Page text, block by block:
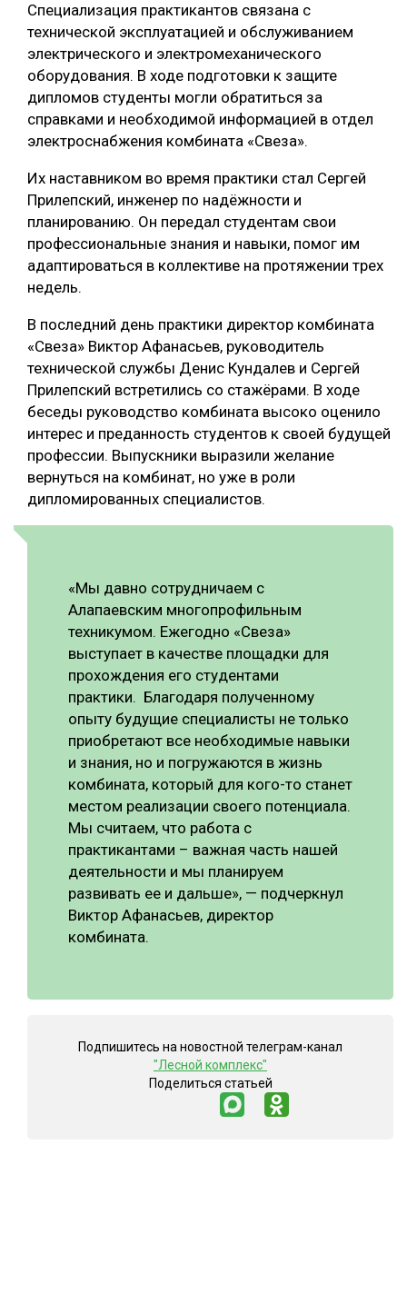
ДЕРЕВЯННОЕ ДОМОСТРОЕНИЕ
СОРТИРОВКА ДРЕВЕСИНЫ
СУШКА ДРЕВЕСИНЫ
МЕБЕЛЬНОЕ ПРОИЗВОДСТВО
Специализация практикантов связана с
технической эксплуатацией и обслуживанием
электрического и электромеханического
оборудования. В ходе подготовки к защите
дипломов студенты могли обратиться за
справками и необходимой информацией в отдел
электроснабжения комбината «Свеза».
Их наставником во время практики стал Сергей
Прилепский, инженер по надёжности и
планированию. Он передал студентам свои
профессиональные знания и навыки, помог им
адаптироваться в коллективе на протяжении трех
недель.
В последний день практики директор комбината
«Свеза» Виктор Афанасьев, руководитель
технической службы Денис Кундалев и Сергей
Прилепский встретились со стажёрами. В ходе
беседы руководство комбината высоко оценило
интерес и преданность студентов к своей будущей
профессии. Выпускники выразили желание
вернуться на комбинат, но уже в роли
дипломированных специалистов.
«Мы давно сотрудничаем с
Алапаевским многопрофильным
техникумом. Ежегодно «Свеза»
выступает в качестве площадки для
прохождения его студентами
практики. Благодаря полученному
опыту будущие специалисты не только
приобретают все необходимые навыки
и знания, но и погружаются в жизнь
комбината, который для кого-то станет
местом реализации своего потенциала.
Мы считаем, что работа с
практикантами – важная часть нашей
деятельности и мы планируем
развивать ее и дальше», — подчеркнул
Виктор Афанасьев, директор
комбината.
Подпишитесь на новостной телеграм-канал
"Лесной комплекс"
Поделиться статьей